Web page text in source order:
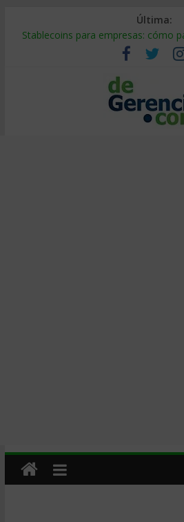
Última:
Stablecoins para empresas: cómo
Despido silencioso: qué es y por
IA en selección de personal: cómo
Trabajo forzoso en la cadena de
Mercado hispano de EE. UU.: cómo